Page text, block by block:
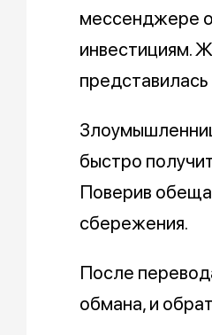
мессенджере
инвестициям.
быстро
Поверив
сбережения.
После
обмана, и